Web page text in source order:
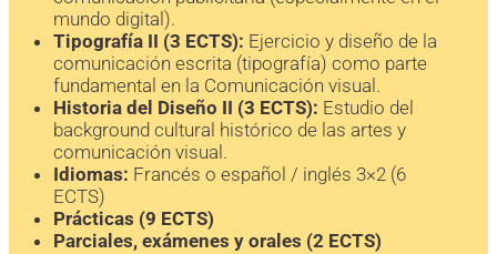
mundo digital).
Tipografía II (3 ECTS): Ejercicio y diseño de la
comunicación escrita (tipografía) como parte
fundamental en la Comunicación visual.
Historia del Diseño II (3 ECTS): Estudio del
background cultural histórico de las artes y
comunicación visual.
Idiomas: Francés o español / inglés 3×2 (6
ECTS)
Prácticas (9 ECTS)
Parciales, exámenes y orales (2 ECTS)